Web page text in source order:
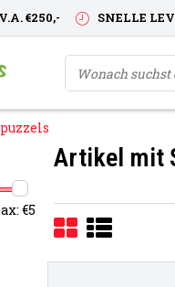
€250,- SNELLE
puzzels
€5
Artikel mit